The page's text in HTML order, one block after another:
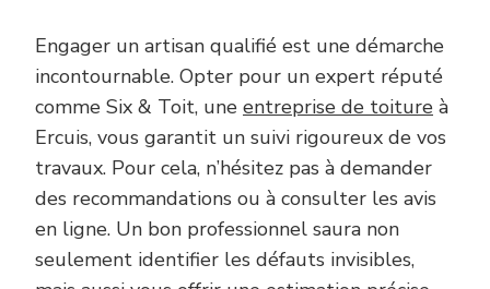
Engager un artisan qualifié est une démarche
incontournable. Opter pour un expert réputé
comme Six & Toit, une entreprise de toiture à
Ercuis, vous garantit un suivi rigoureux de vos
travaux. Pour cela, n’hésitez pas à demander
des recommandations ou à consulter les avis
en ligne. Un bon professionnel saura non
seulement identifier les défauts invisibles,